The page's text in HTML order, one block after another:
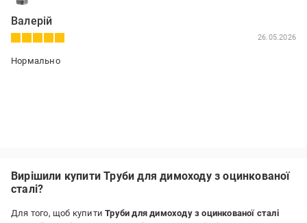
Валерій
26.05.2026
Нормально
Вирішили купити Труби для димоходу з оцинкованої
сталі?
Для того, щоб купитиТруби для димоходу з оцинкованої сталі